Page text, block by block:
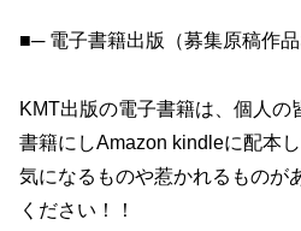
■─ 電子書籍出版（募集原稿作品
KMT出版の電子書籍は、個人の
書籍にしAmazon kindleに配本し
気になるものや惹かれるものが
ください！！